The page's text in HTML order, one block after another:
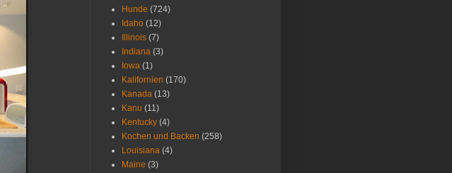
Hunde (724)
Idaho (12)
Illinois (7)
Indiana (3)
Iowa (1)
Kalifornien (170)
Kanada (13)
Kanu (11)
Kentucky (4)
Kochen und Backen (258)
Louisiana (4)
Maine (3)